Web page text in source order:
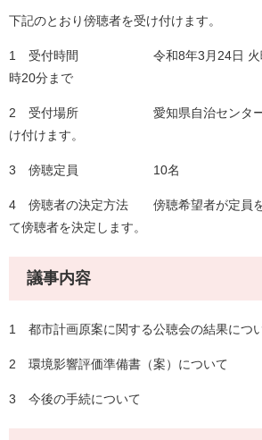
下記のとおり傍聴者を受け付けます。
1 受付時間 令和8年3月24日 火曜日
時20分まで
2 受付場所 愛知県自治センター 6
け付けます。
3 傍聴定員 10名
4 傍聴者の決定方法 傍聴希望者が定員を
て傍聴者を決定します。
議事内容
1 都市計画原案に関する公聴会の結果につ
2 環境影響評価準備書（案）について
3 今後の手続について